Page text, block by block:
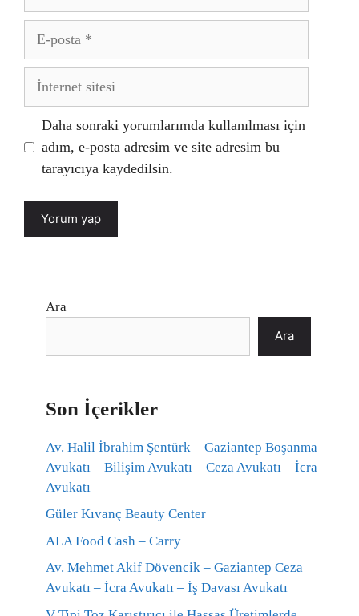
posta
İnternet
Daha sonraki yorumlarımda kullanılması için
adım, e-posta adresim ve site adresim bu
tarayıcıya kaydedilsin.
Ara
Ara
Son İçerikler
Av. Halil İbrahim Şentürk – Gaziantep Boşanma
Avukatı – Bilişim Avukatı – Ceza Avukatı – İcra
Avukatı
Güler Kıvanç Beauty Center
ALA Food Cash – Carry
Av. Mehmet Akif Dövencik – Gaziantep Ceza
Avukatı – İcra Avukatı – İş Davası Avukatı